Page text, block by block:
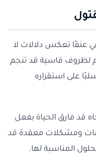
عنفًا تعكس دلالات لا
لظروف قاسية قد تنجم
على استقراره
قد فارق الحياة بفعل
ومشكلات معقدة قد
المناسبة لها.